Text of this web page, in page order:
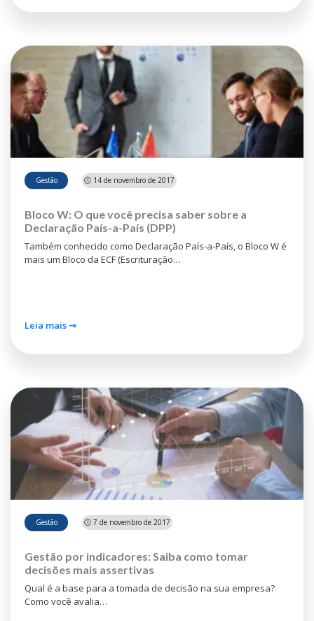
🕔 14 de novembro de 2017
Gestão
Bloco W: O que você precisa saber sobre a
Declaração País-a-País (DPP)
Também conhecido como Declaração País-a-País, o Bloco W é
mais um Bloco da ECF (Escrituração…
Leia mais ⇾
🕔 7 de novembro de 2017
Gestão
Gestão por indicadores: Saiba como tomar
decisões mais assertivas
Qual é a base para a tomada de decisão na sua empresa?
Como você avalia…